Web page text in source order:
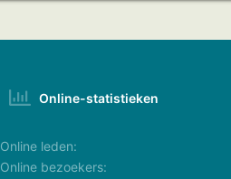
Online-statistieken
Online leden
Online bezoekers